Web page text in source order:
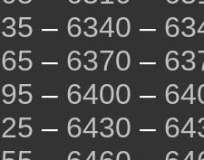
– 6340 –
– 6370 –
– 6400 –
– 6430 –